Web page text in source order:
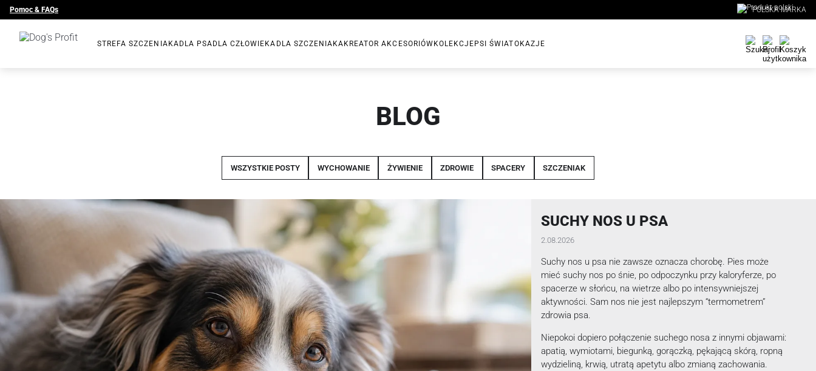
Pomoc & FAQs POLSKA MARKA
STREFA SZCZENIAKA DLA PSA DLA CZŁOWIEKA DLA SZCZENIAKA KREATOR AKCESORIÓW KOLEKCJE PSI ŚWIATOKAZJE
BLOG
WSZYSTKIE POSTY WYCHOWANIE ŻYWIENIE ZDROWIE SPACERY SZCZENIAK
SUCHY NOS U PSA
2.08.2026
Suchy nos u psa nie zawsze oznacza chorobę. Pies może
mieć suchy nos po śnie, po odpoczynku przy kaloryferze, po
spacerze w słońcu, na wietrze albo po intensywniejszej
aktywności. Sam nos nie jest najlepszym “termometrem”
zdrowia psa.
Niepokoi dopiero połączenie suchego nosa z innymi objawami:
apatią, wymiotami, biegunką, gorączką, pękającą skórą, ropną
wydzieliną, krwią, utratą apetytu albo zmianą zachowania.